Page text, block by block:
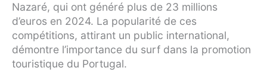
Nazaré, qui ont généré plus de 23 millions
d’euros en 2024. La popularité de ces
compétitions, attirant un public international,
démontre l’importance du surf dans la promotion
touristique du Portugal.